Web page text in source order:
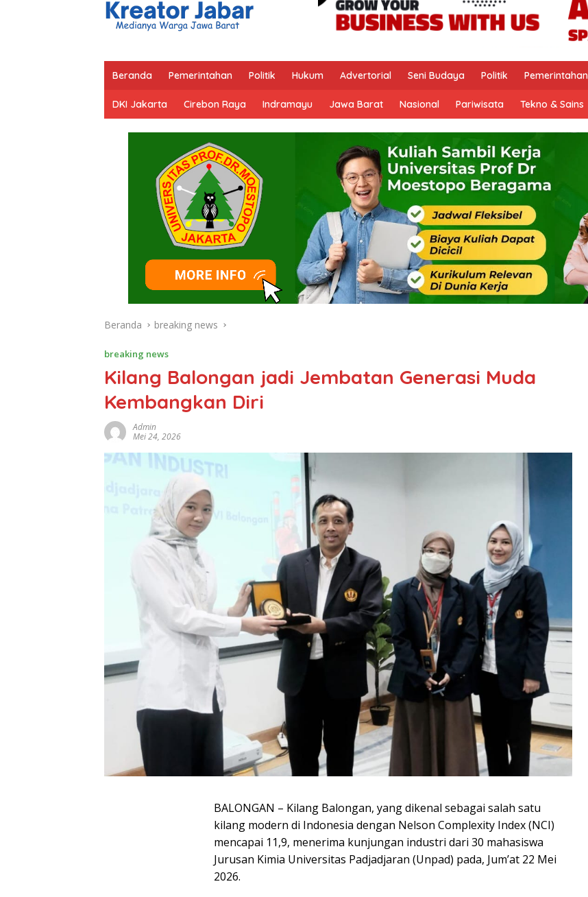
Beranda Pemerintahan Politik Hukum Advertorial Seni Budaya Politik Pemerintahan
DKI Jakarta Cirebon Raya Indramayu Jawa Barat Nasional Pariwisata Tekno & Sains
Beranda breaking news
breaking news
Kilang Balongan jadi Jembatan Generasi Muda
Kembangkan Diri
Admin
Mei 24, 2026
BALONGAN – Kilang Balongan, yang dikenal sebagai salah satu
kilang modern di Indonesia dengan Nelson Complexity Index (NCI)
mencapai 11,9, menerima kunjungan industri dari 30 mahasiswa
Jurusan Kimia Universitas Padjadjaran (Unpad) pada, Jum’at 22 Mei
2026.